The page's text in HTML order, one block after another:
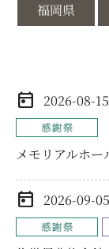
福岡県
2026-08-
メモリアルホ
2026-09-
会館（斎場）
事前相談